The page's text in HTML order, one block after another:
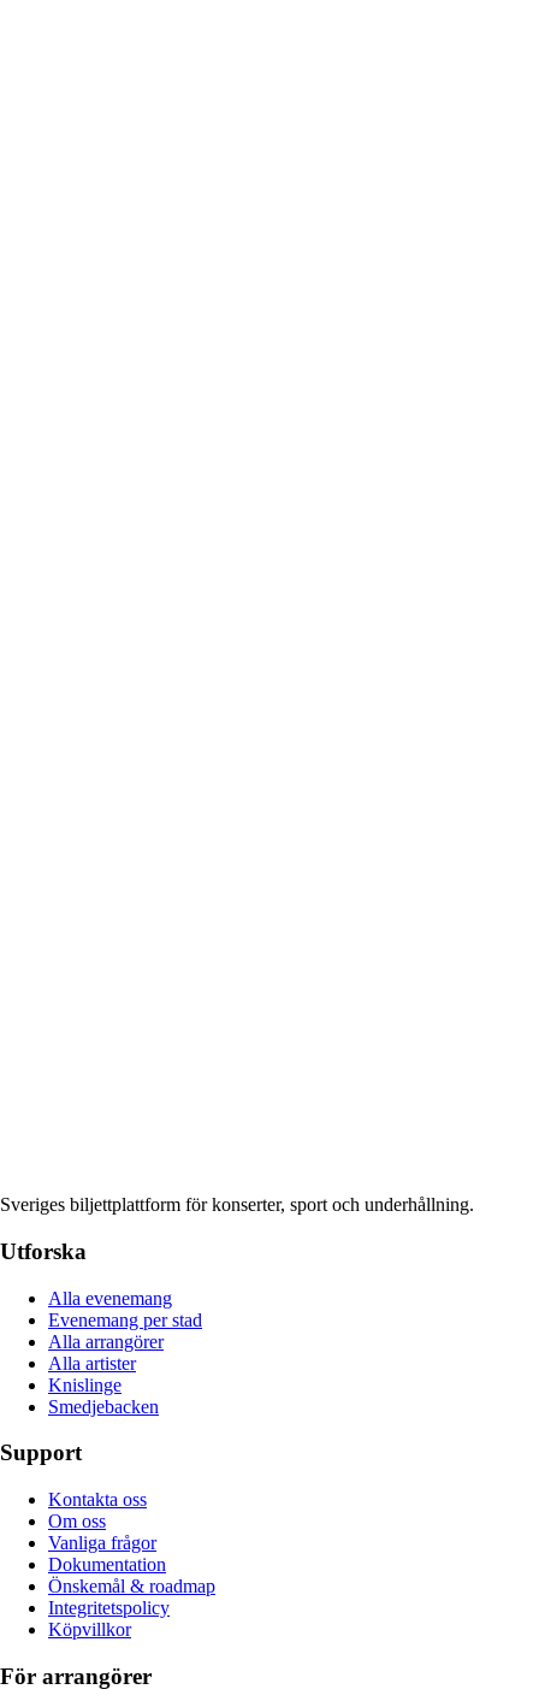
Sveriges biljettplattform för konserter, sport och underhållning.
Utforska
Alla evenemang
Evenemang per stad
Alla arrangörer
Alla artister
Knislinge
Smedjebacken
Support
Kontakta oss
Om oss
Vanliga frågor
Dokumentation
Önskemål & roadmap
Integritetspolicy
Köpvillkor
För arrangörer